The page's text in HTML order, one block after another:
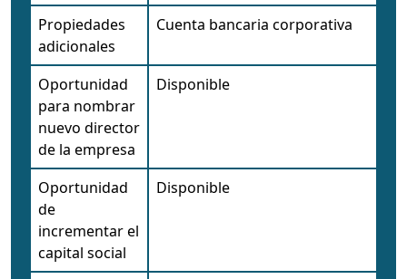
Propiedades
adicionales
Cuenta bancaria corporativa
Oportunidad
para nombrar
nuevo director
de la empresa
Disponible
Oportunidad
de
incrementar el
capital social
Disponible